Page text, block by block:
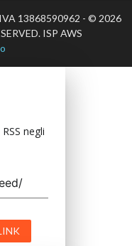
13868590962 - © 2026
ISP AWS
negli